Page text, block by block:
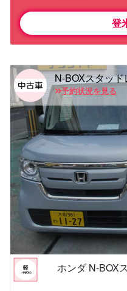
登
N-BOXスタッド
予約状況を見る
ホンダ N-BOX